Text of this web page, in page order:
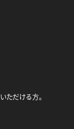
ただける方。